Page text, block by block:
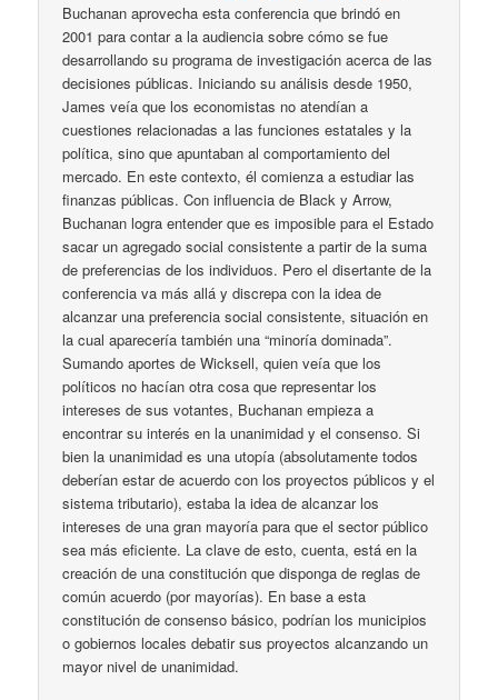
Buchanan aprovecha esta conferencia que brindó en
2001 para contar a la audiencia sobre cómo se fue
desarrollando su programa de investigación acerca de las
decisiones públicas. Iniciando su análisis desde 1950,
James veía que los economistas no atendían a
cuestiones relacionadas a las funciones estatales y la
política, sino que apuntaban al comportamiento del
mercado. En este contexto, él comienza a estudiar las
finanzas públicas. Con influencia de Black y Arrow,
Buchanan logra entender que es imposible para el Estado
sacar un agregado social consistente a partir de la suma
de preferencias de los individuos. Pero el disertante de la
conferencia va más allá y discrepa con la idea de
alcanzar una preferencia social consistente, situación en
la cual aparecería también una “minoría dominada”.
Sumando aportes de Wicksell, quien veía que los
políticos no hacían otra cosa que representar los
intereses de sus votantes, Buchanan empieza a
encontrar su interés en la unanimidad y el consenso. Si
bien la unanimidad es una utopía (absolutamente todos
deberían estar de acuerdo con los proyectos públicos y el
sistema tributario), estaba la idea de alcanzar los
intereses de una gran mayoría para que el sector público
sea más eficiente. La clave de esto, cuenta, está en la
creación de una constitución que disponga de reglas de
común acuerdo (por mayorías). En base a esta
constitución de consenso básico, podrían los municipios
o gobiernos locales debatir sus proyectos alcanzando un
mayor nivel de unanimidad.